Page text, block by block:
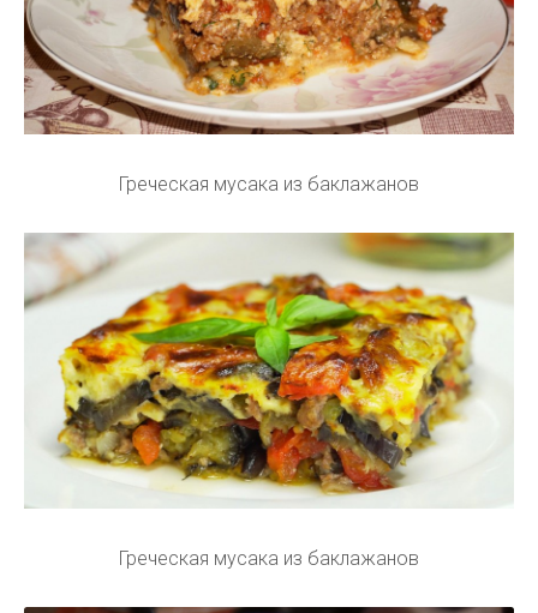
Греческая мусака из баклажанов
Греческая мусака из баклажанов